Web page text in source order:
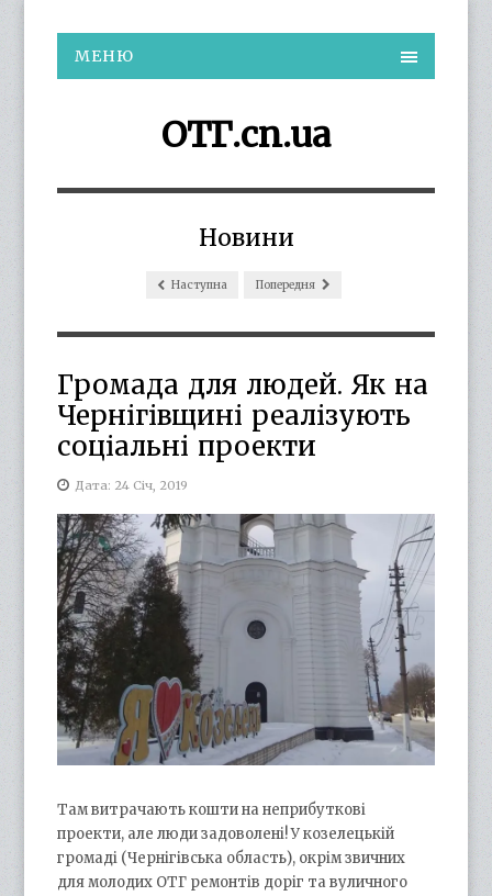
МЕНЮ
ОТГ.cn.ua
Новини
Наступна Попередня
Громада для людей. Як на
Чернігівщині реалізують
соціальні проекти
Дата: 24 Січ, 2019
Там витрачають кошти на неприбуткові
проекти, але люди задоволені! У козелецькій
громаді (Чернігівська область), окрім звичних
для молодих ОТГ ремонтів доріг та вуличного